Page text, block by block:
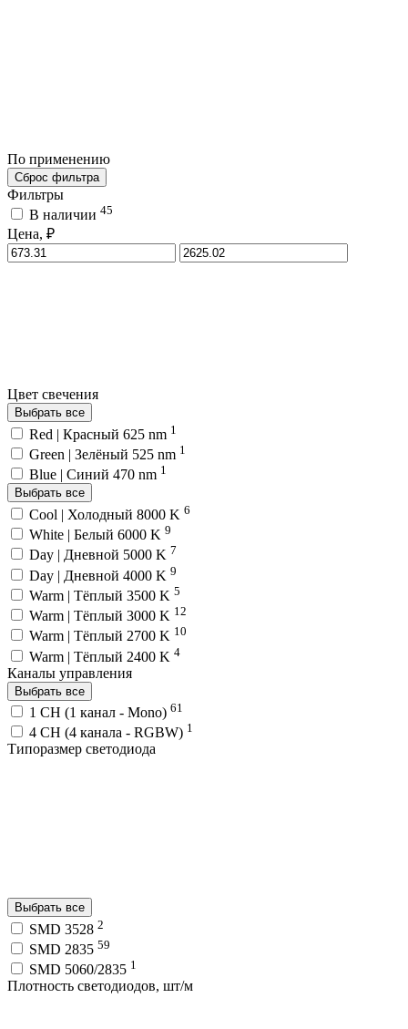
По применению
Сброс фильтра
Фильтры
В наличии 45
Цена, ₽
Цвет свечения
Выбрать все
Red | Красный 625 nm 1
Green | Зелёный 525 nm 1
Blue | Синий 470 nm 1
Выбрать все
Cool | Холодный 8000 K 6
White | Белый 6000 K 9
Day | Дневной 5000 K 7
Day | Дневной 4000 K 9
Warm | Тёплый 3500 K 5
Warm | Тёплый 3000 K 12
Warm | Тёплый 2700 K 10
Warm | Тёплый 2400 K 4
Каналы управления
Выбрать все
1 CH (1 канал - Mono) 61
4 CH (4 канала - RGBW) 1
Типоразмер светодиода
Выбрать все
SMD 3528 2
SMD 2835 59
SMD 5060/2835 1
Плотность светодиодов, шт/м